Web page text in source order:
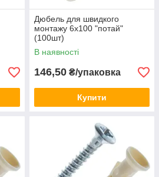
Дюбель для швидкого
монтажу 6х100 "потай"
(100шт)
В наявності
146,50 ₴/упаковка
Купити